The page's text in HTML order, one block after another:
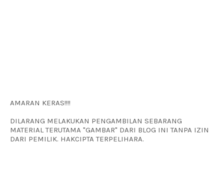
AMARAN KERAS!!!!
DILARANG MELAKUKAN PENGAMBILAN SEBARANG
MATERIAL TERUTAMA "GAMBAR" DARI BLOG INI TANPA IZIN
DARI PEMILIK. HAKCIPTA TERPELIHARA.